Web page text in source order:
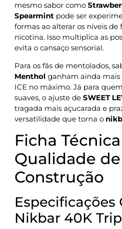
mesmo sabor como
Spearmint pode ser
formas ao alterar os níveis de
nicotina. Isso multiplica as
evita o cansaço sensorial.
Para os fãs de mentolados,
Menthol ganham ainda
ICE no máximo. Já para
suaves, o ajuste de SWEET
tragada mais açucarada e
versatilidade que torna o
Ficha
Qualidade de
Construção
Especificações
Nikbar 40K